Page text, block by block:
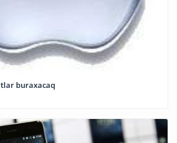
buraxacaq